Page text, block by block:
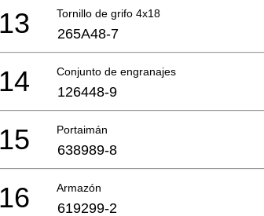
Tornillo de grifo 4x18
265A48-7
Conjunto de engranajes
126448-9
Portaimán
638989-8
Armazón
619299-2